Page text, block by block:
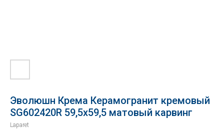
Эволюшн Крема Керамогранит кремовый
SG602420R 59,5х59,5 матовый карвинг
Laparet